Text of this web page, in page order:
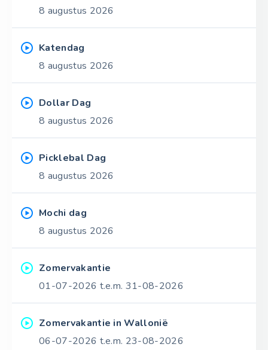
8 augustus 2026
Katendag
8 augustus 2026
Dollar Dag
8 augustus 2026
Picklebal Dag
8 augustus 2026
Mochi dag
8 augustus 2026
Zomervakantie
01-07-2026 t.e.m. 31-08-2026
Zomervakantie in Wallonië
06-07-2026 t.e.m. 23-08-2026